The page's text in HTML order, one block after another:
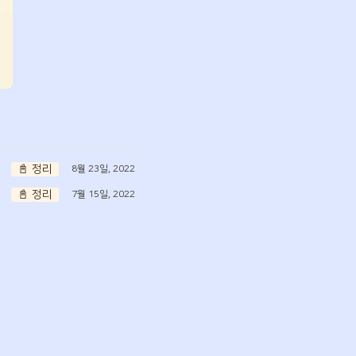
📓 정리 8월 23일, 2022
📓 정리 7월 15일, 2022